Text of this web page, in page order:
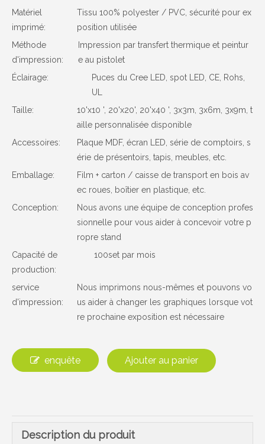
Matériel
imprimé:
Tissu 100% polyester / PVC, sécurité pour ex
position utilisée
Méthode
d'impression:
Impression par transfert thermique et peintur
e au pistolet
Éclairage:
Puces du Cree LED, spot LED, CE, Rohs,
UL
Taille:
10'x10 ', 20'x20', 20'x40 ', 3x3m, 3x6m, 3x9m, t
aille personnalisée disponible
Accessoires:
Plaque MDF, écran LED, série de comptoirs, s
érie de présentoirs, tapis, meubles, etc.
Emballage:
Film + carton / caisse de transport en bois av
ec roues, boîtier en plastique, etc.
Conception:
Nous avons une équipe de conception profes
sionnelle pour vous aider à concevoir votre p
ropre stand
Capacité de
production:
100set par mois
service
d'impression:
Nous imprimons nous-mêmes et pouvons vo
us aider à changer les graphiques lorsque vot
re prochaine exposition est nécessaire
enquête Ajouter au panier
Description du produit